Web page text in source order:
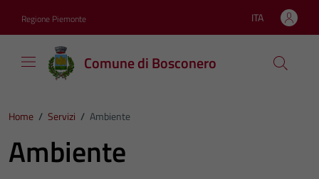
Regione Piemonte Lingua attiva:
ITA
Comune di Bosconero
Home / Servizi / Ambiente
Ambiente